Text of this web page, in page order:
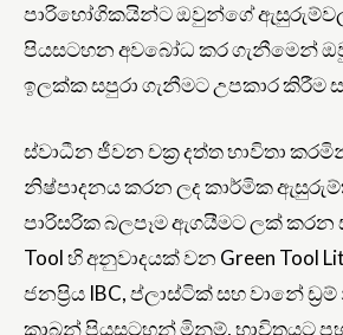
පාරිභෝගිකයින්ට ඔවුන්ගේ
පියසටහන අවබෝධ කර ගැනීමෙන්
ඉලක්ක සපුරා ගැනීමට උපකාර කිරීම
ස්වාධීන ජීවන චක්‍ර දත්ත භාවිතා
නිෂ්පාදනය කරන ලද කාර්මික
පාරිසරික බලපෑම ඇගයීමට ලක් කරන
Tool හි අනුවාදයක් වන Green Tool
ජනප්‍රිය IBC, ප්ලාස්ටික් සහ වානේ
කාබන් පියසටහන් මිනුම්, භාවිතයට